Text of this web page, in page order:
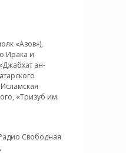
«Азов»),
Ирака и
ан-
«Тризуб им.
Свободная